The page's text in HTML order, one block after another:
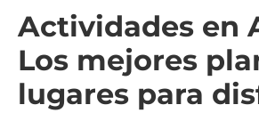
Actividades en
Los mejores
lugares para